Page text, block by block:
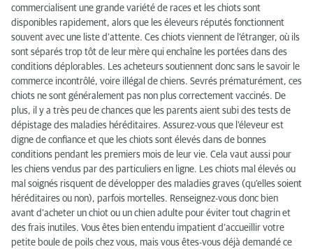
commercialisent une grande variété de races et les chiots sont
disponibles rapidement, alors que les éleveurs réputés fonctionnent
souvent avec une liste d’attente. Ces chiots viennent de l’étranger, où ils
sont séparés trop tôt de leur mère qui enchaîne les portées dans des
conditions déplorables. Les acheteurs soutiennent donc sans le savoir le
commerce incontrôlé, voire illégal de chiens. Sevrés prématurément, ces
chiots ne sont généralement pas non plus correctement vaccinés. De
plus, il y a très peu de chances que les parents aient subi des tests de
dépistage des maladies héréditaires. Assurez-vous que l’éleveur est
digne de confiance et que les chiots sont élevés dans de bonnes
conditions pendant les premiers mois de leur vie. Cela vaut aussi pour
les chiens vendus par des particuliers en ligne. Les chiots mal élevés ou
mal soignés risquent de développer des maladies graves (qu’elles soient
héréditaires ou non), parfois mortelles. Renseignez-vous donc bien
avant d’acheter un chiot ou un chien adulte pour éviter tout chagrin et
des frais inutiles. Vous êtes bien entendu impatient d’accueillir votre
petite boule de poils chez vous, mais vous êtes-vous déjà demandé ce